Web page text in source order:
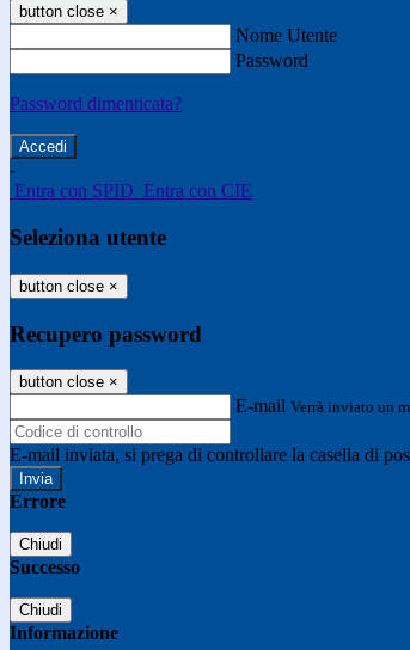
button close ×
Nome Utente
Password
Password dimenticata?
-
Entra con SPID Entra con CIE
Seleziona utente
button close ×
Recupero password
button close ×
E-mail Verrà inviato un
E-mail inviata, si prega di controllare la casella di
Errore
Chiudi
Successo
Chiudi
Informazione